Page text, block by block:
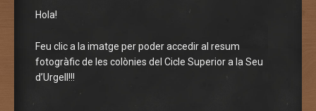
Hola!
Feu clic a la imatge per poder accedir al resum
fotogràfic de les colònies del Cicle Superior a la Seu
d’Urgell!!!